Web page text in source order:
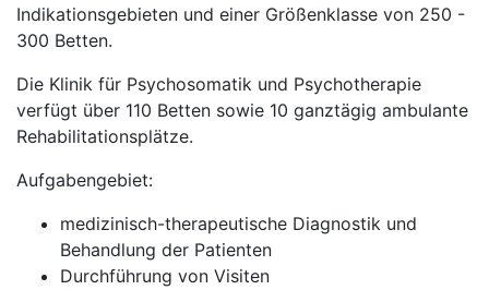
Indikationsgebieten und einer Größenklasse von 250 -
300 Betten.
Die Klinik für Psychosomatik und Psychotherapie
verfügt über 110 Betten sowie 10 ganztägig ambulante
Rehabilitationsplätze.
Aufgabengebiet:
medizinisch-therapeutische Diagnostik und
Behandlung der Patienten
Durchführung von Visiten